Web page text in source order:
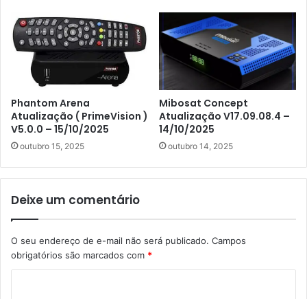
Phantom Arena
Atualização ( PrimeVision )
V5.0.0 – 15/10/2025
outubro 15, 2025
Mibosat Concept
Atualização V17.09.08.4 –
14/10/2025
outubro 14, 2025
Deixe um comentário
O seu endereço de e-mail não será publicado. Campos
obrigatórios são marcados com *